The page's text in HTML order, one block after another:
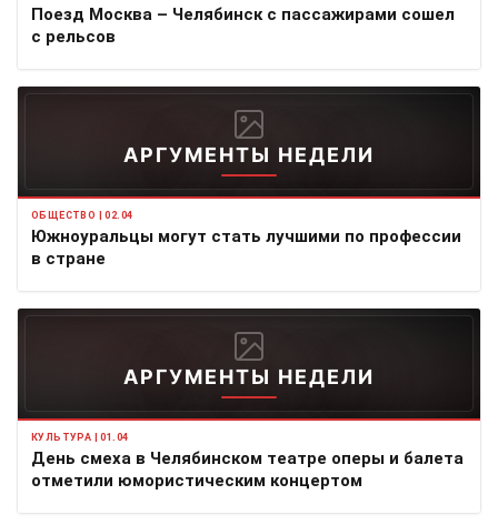
Поезд Москва – Челябинск с пассажирами сошел
с рельсов
АРГУМЕНТЫ НЕДЕЛИ
ОБЩЕСТВО | 02.04
Южноуральцы могут стать лучшими по профессии
в стране
АРГУМЕНТЫ НЕДЕЛИ
КУЛЬТУРА | 01.04
День смеха в Челябинском театре оперы и балета
отметили юмористическим концертом